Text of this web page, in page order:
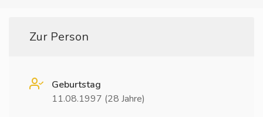
Zur Person
Geburtstag
11.08.1997 (28 Jahre)